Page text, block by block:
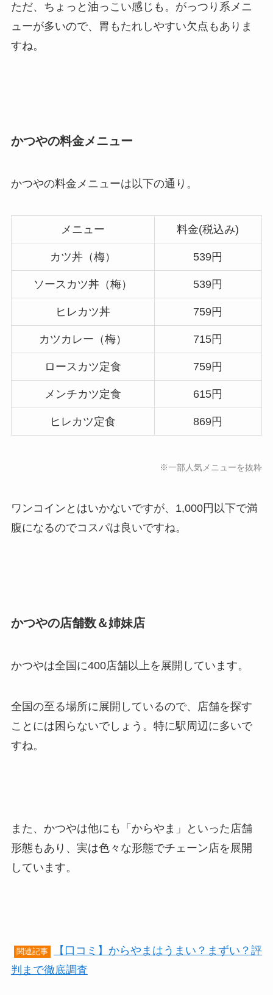
ただ、ちょっと油っこい感じも。がっつり系メニ
ューが多いので、胃もたれしやすい欠点もありま
すね。
かつやの料金メニュー
かつやの料金メニューは以下の通り。
メニュー 料金(税込み)
カツ丼（梅） 539円
ソースカツ丼（梅） 539円
ヒレカツ丼 759円
カツカレー（梅） 715円
ロースカツ定食 759円
メンチカツ定食 615円
ヒレカツ定食 869円
※一部人気メニューを抜粋
ワンコインとはいかないですが、1,000円以下で満
腹になるのでコスパは良いですね。
かつやの店舗数＆姉妹店
かつやは全国に400店舗以上を展開しています。
全国の至る場所に展開しているので、店舗を探す
ことには困らないでしょう。特に駅周辺に多いで
すね。
また、かつやは他にも「からやま」といった店舗
形態もあり、実は色々な形態でチェーン店を展開
しています。
関連記事
【口コミ】からやまはうまい？まずい？評
判まで徹底調査